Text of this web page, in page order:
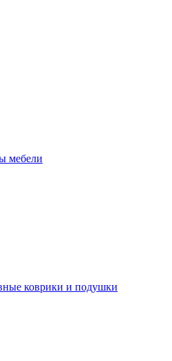
мебели
коврики и подушки